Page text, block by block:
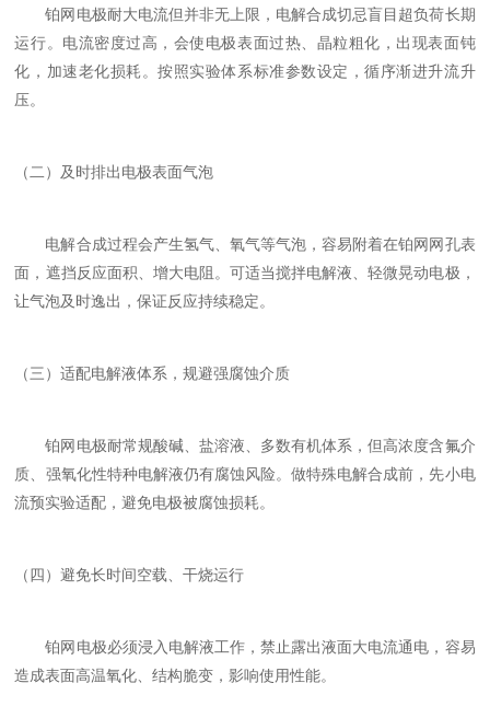
铂网电极耐大电流但并非无上限，电解合成切忌盲目超负荷长期
运行。电流密度过高，会使电极表面过热、晶粒粗化，出现表面钝
化，加速老化损耗。按照实验体系标准参数设定，循序渐进升流升
压。
（二）及时排出电极表面气泡
电解合成过程会产生氢气、氧气等气泡，容易附着在铂网网孔表
面，遮挡反应面积、增大电阻。可适当搅拌电解液、轻微晃动电极，
让气泡及时逸出，保证反应持续稳定。
（三）适配电解液体系，规避强腐蚀介质
铂网电极耐常规酸碱、盐溶液、多数有机体系，但高浓度含氟介
质、强氧化性特种电解液仍有腐蚀风险。做特殊电解合成前，先小电
流预实验适配，避免电极被腐蚀损耗。
（四）避免长时间空载、干烧运行
铂网电极必须浸入电解液工作，禁止露出液面大电流通电，容易
造成表面高温氧化、结构脆变，影响使用性能。